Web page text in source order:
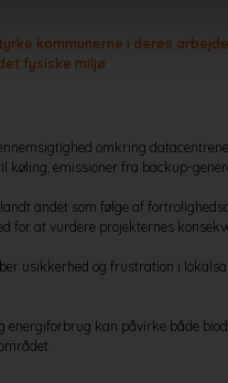
kommunerne i deres
fysiske miljø
omkring
emissioner fra backup-
andet som følge af
for at vurdere projekternes
usikkerhed og frustration i
energiforbrug kan påvirke både